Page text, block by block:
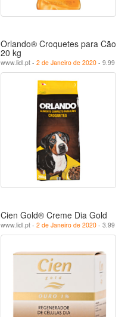
Orlando® Croquetes para Cão
20 kg
www.lidl.pt - 2 de Janeiro de 2020 - 9.99
Cien Gold® Creme Dia Gold
www.lidl.pt - 2 de Janeiro de 2020 - 3.99